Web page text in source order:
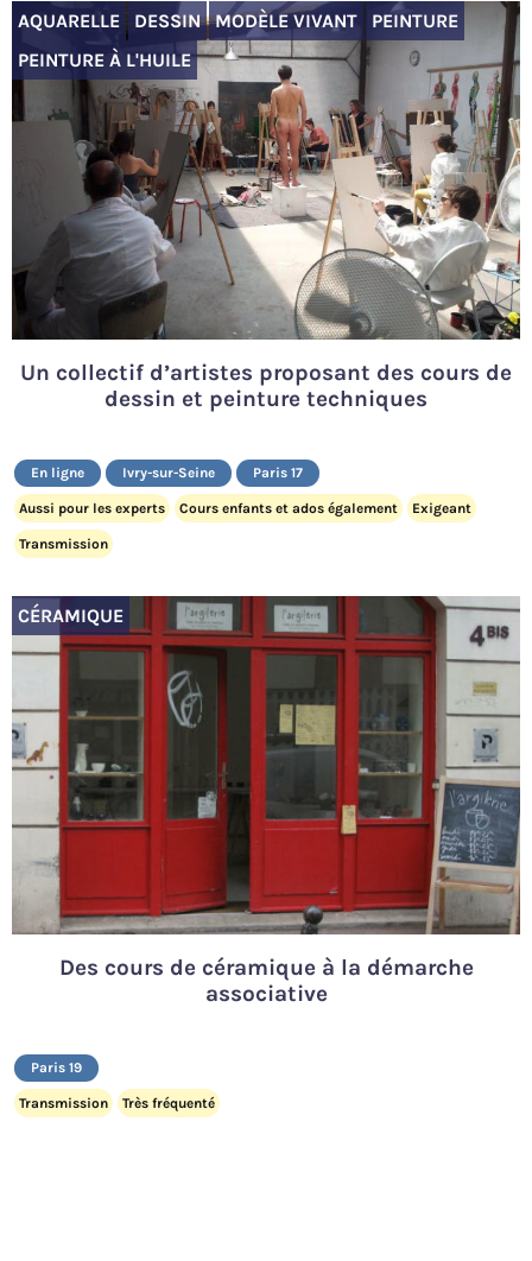
AQUARELLE DESSIN MODÈLE VIVANT
PEINTURE
PEINTURE À L'HUILE
Un collectif d’artistes proposant des cours de
dessin et peinture techniques
En ligne Ivry-sur-Seine Paris 17
Aussi pour les experts Cours enfants et ados également Exigeant
Transmission
CÉRAMIQUE
Des cours de céramique à la démarche
associative
Paris 19
Transmission Très fréquenté